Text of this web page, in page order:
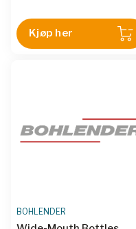
Kjøp her
BOHLENDER